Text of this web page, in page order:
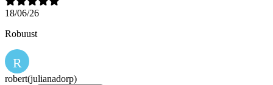
18/06/26
Robuust
R
robert(julianadorp)